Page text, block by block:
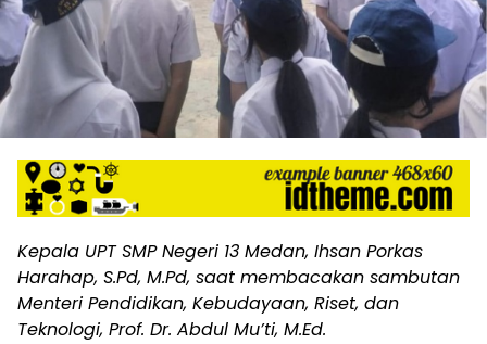
Kepala UPT SMP Negeri 13 Medan, Ihsan Porkas
Harahap, S.Pd, M.Pd, saat membacakan sambutan
Menteri Pendidikan, Kebudayaan, Riset, dan
Teknologi, Prof. Dr. Abdul Mu’ti, M.Ed.